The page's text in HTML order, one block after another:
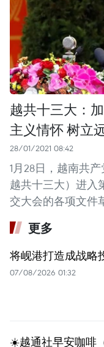
越共十三大：
主义情怀 树立
28/01/2021 08:42
1月28日，越南共
越共十三大）进入
交大会的各项文件
更多
将岘港打造成战略
07/08/2026 01:32
☀️越通社早安咖啡